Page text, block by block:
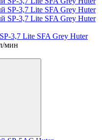
3,7 Lite SFA Grey Huter
мин